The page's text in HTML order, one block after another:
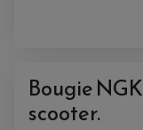
Bougie
scooter.